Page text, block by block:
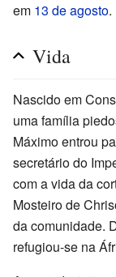
em 13 de agosto.
Vida
Nascido em
uma família
Máximo entrou
secretário do
com a vida da
Mosteiro de
da comunidade.
refugiou-se na